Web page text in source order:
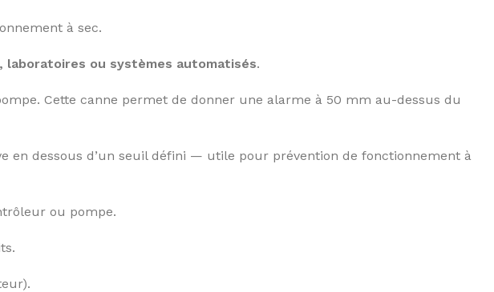
à sec.
laboratoires ou systèmes automatisés.
Cette canne permet de donner une alarme à 50 mm au-dessus du
dessous d’un seuil défini — utile pour prévention de fonctionnement à
ou pompe.